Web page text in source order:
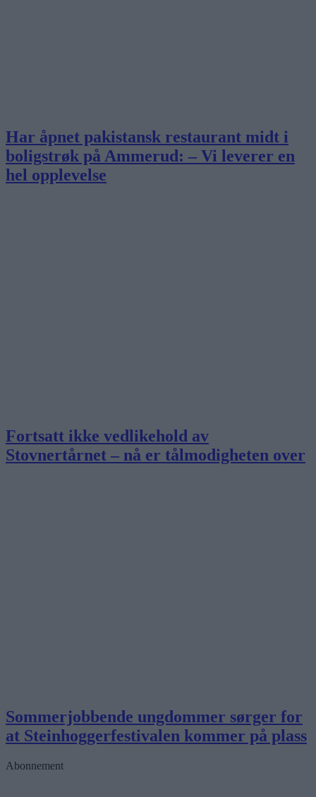
Har åpnet pakistansk restaurant midt i
boligstrøk på Ammerud: – Vi leverer en
hel opplevelse
Fortsatt ikke vedlikehold av
Stovnertårnet – nå er tålmodigheten over
Sommerjobbende ungdommer sørger for
at Steinhoggerfestivalen kommer på plass
Abonnement